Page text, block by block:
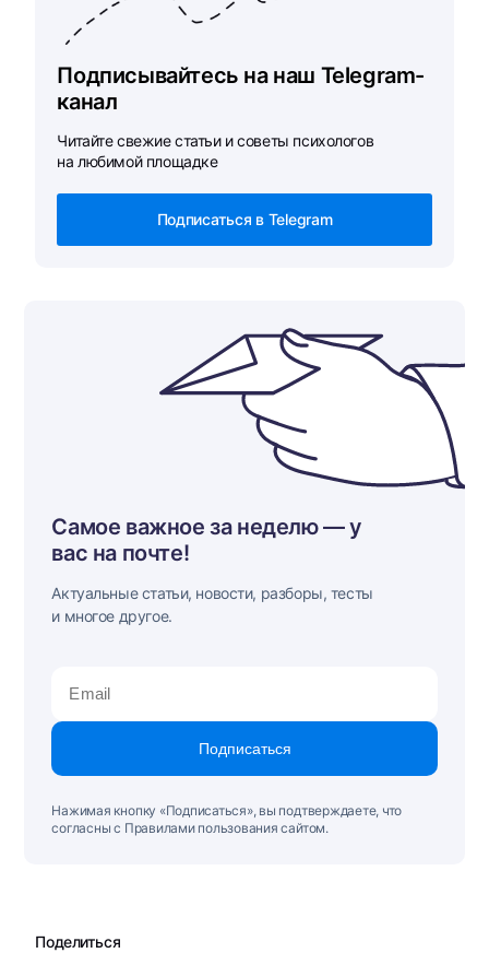
Подписывайтесь на наш Telegram-
канал
Читайте свежие статьи и советы психологов
на любимой площадке
Подписаться в Telegram
Самое важное за неделю — у
вас на почте!
Актуальные статьи, новости, разборы, тесты
и многое другое.
Подписаться
Нажимая кнопку «Подписаться», вы подтверждаете, что
согласны с Правилами пользования сайтом.
Поделиться